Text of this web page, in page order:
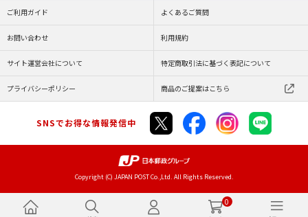
0
ご利用ガイド よくあるご質問
お問い合わせ 利用規約
サイト運営会社について 特定商取引法に基づく表記について
プライバシーポリシー 商品のご提案はこちら
SNSでお得な情報発信中
Copyright (C) JAPAN POST Co.,Ltd. All Rights Reserved.